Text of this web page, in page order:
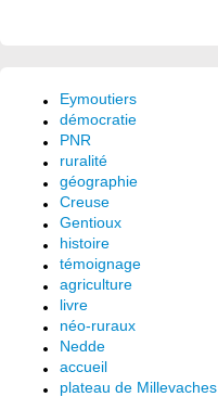
Eymoutiers
démocratie
PNR
ruralité
géographie
Creuse
Gentioux
histoire
témoignage
agriculture
livre
néo-ruraux
Nedde
accueil
plateau de Millevaches